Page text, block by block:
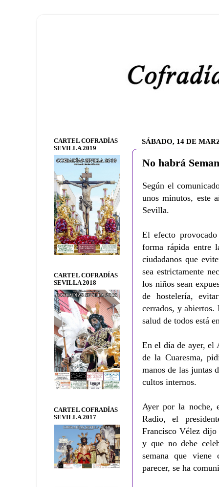
SÁBADO, 14 DE
No habrá
Según el
unos minutos, este
Sevilla.
El efecto
forma rápida entre
ciudadanos que
sea estrictamente
los niños sean
de hostelería,
cerrados, y abiertos.
salud de todos está
En el día de ayer, el
de la Cuaresma,
manos de las juntas
cultos internos.
Ayer por la noche,
Radio, el
Francisco Vélez dijo
y que no debe
semana que viene
parecer, se ha
CARTEL COFRADÍAS
SEVILLA 2019
CARTEL COFRADÍAS
SEVILLA 2018
CARTEL COFRADÍAS
SEVILLA 2017